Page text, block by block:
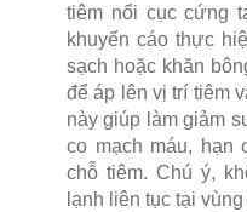
tiêm nổi cục cứng
khuyến cáo thực
sạch hoặc khăn
để áp lên vị trí tiêm
này giúp làm giảm
co mạch máu, hạn
chỗ tiêm. Chú ý,
lạnh liên tục tại